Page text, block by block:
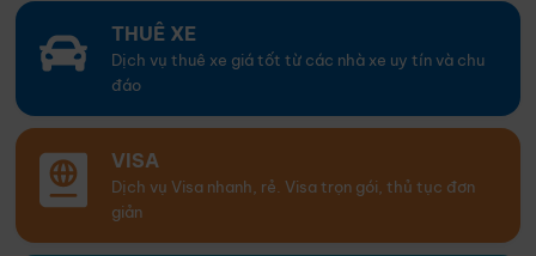
THUÊ XE
Dịch vụ thuê xe giá tốt từ các nhà xe uy tín và chu
đáo
VISA
Dịch vụ Visa nhanh, rẻ. Visa trọn gói, thủ tục đơn
giản